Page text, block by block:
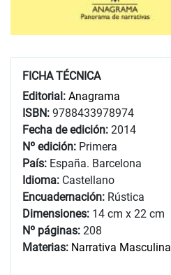
FICHA TÉCNICA
Editorial: Anagrama
ISBN: 9788433978974
Fecha de edición: 2014
Nº edición: Primera
País: España. Barcelona
Idioma: Castellano
Encuadernación: Rústica
Dimensiones: 14 cm x 22 cm
Nº páginas: 208
Materias: Narrativa Masculina